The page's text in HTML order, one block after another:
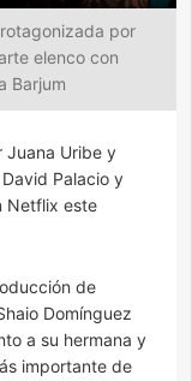
por
elenco con
Barjum
Juana Uribe y
Palacio y
Netflix este
de
Domínguez
a su hermana y
importante de